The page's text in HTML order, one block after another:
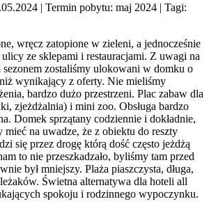
| Termin pobytu: maj 2024 | Tagi:
wręcz zatopione w zieleni, a jednocześnie
ze sklepami i restauracjami. Z uwagi na
sezonem zostaliśmy ulokowani w domku o
wynikający z oferty. Nie mieliśmy
bardzo dużo przestrzeni. Plac zabaw dla
zjeżdżalnia) i mini zoo. Obsługa bardzo
Domek sprzątany codziennie i dokładnie,
mieć na uwadze, że z obiektu do reszty
się przez drogę którą dość często jeżdżą
to nie przeszkadzało, byliśmy tam przed
był mniejszy. Plaża piaszczysta, długa,
Świetna alternatywa dla hoteli all
spokoju i rodzinnego wypoczynku.